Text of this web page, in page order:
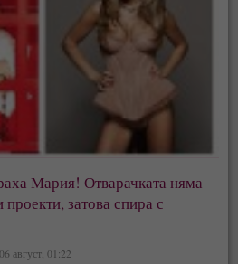
Мария! Отварачката няма
затова спира с
август, 01:22